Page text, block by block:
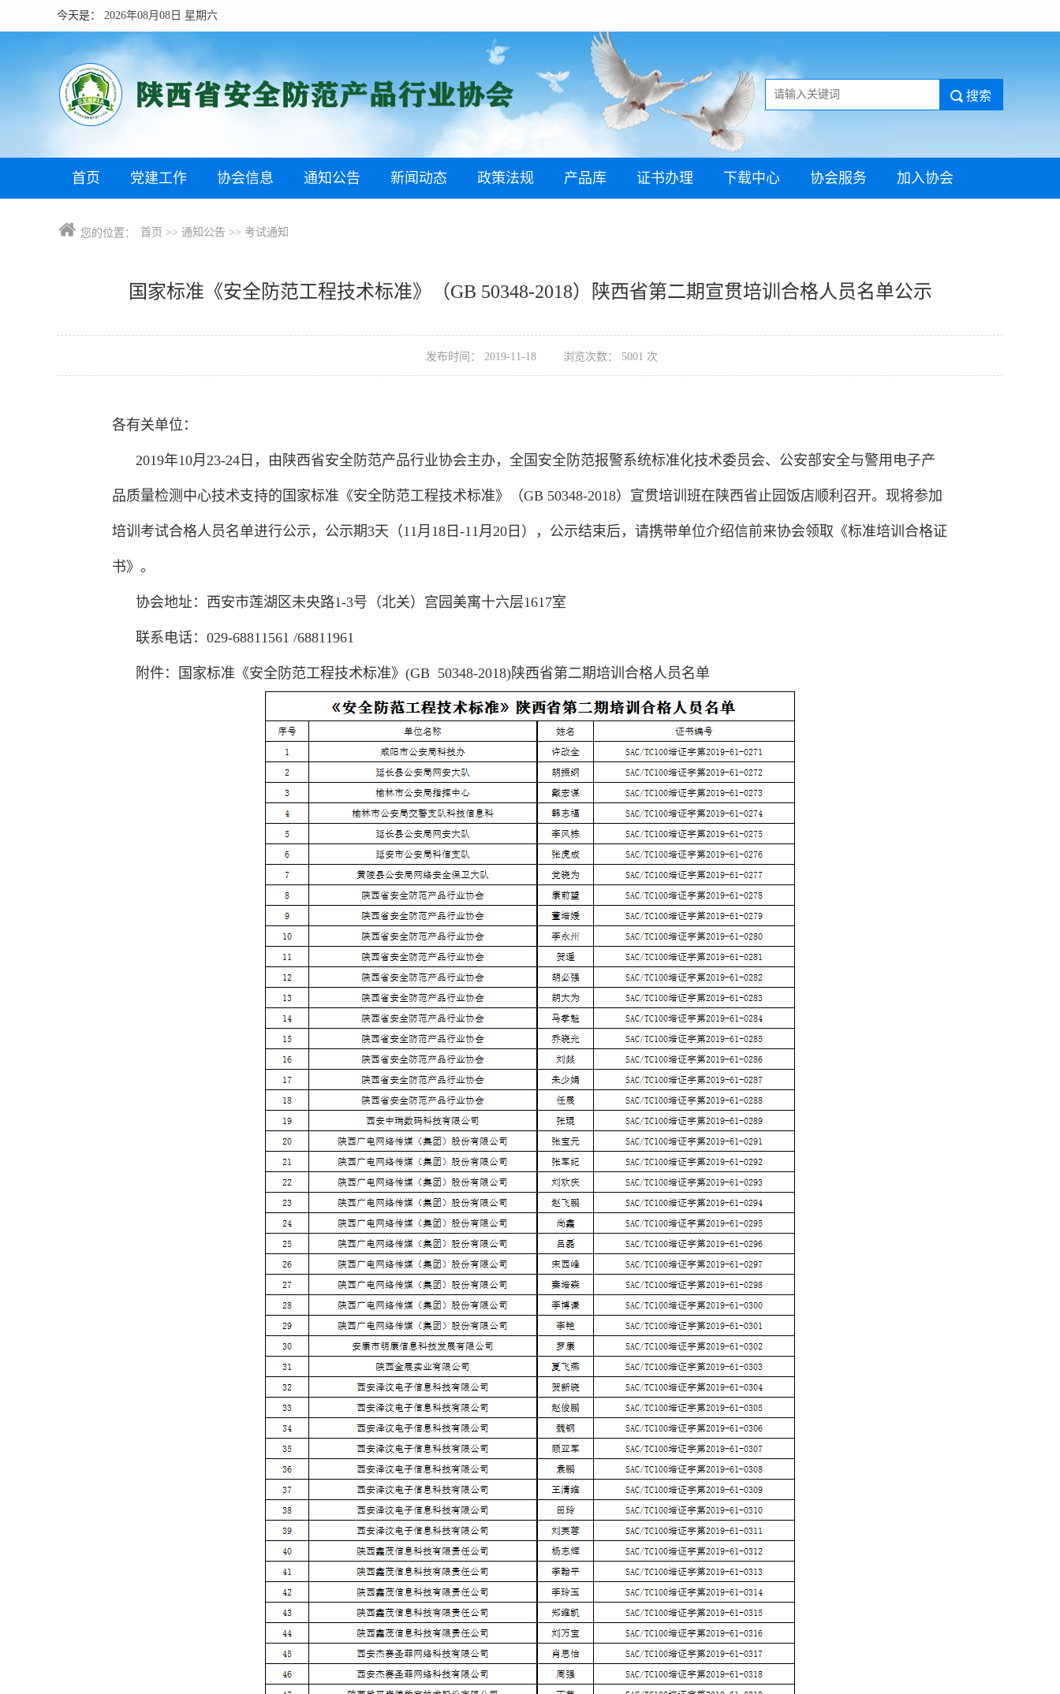
今天是： 2026年08月08日 星期六
首页 党建工作 协会信息 通知公告 新闻动态 政策法规 产品库 证书办理 下载中心 协会服务 加入协会
您的位置： 首页 >> 通知公告 >> 考试通知
国家标准《安全防范工程技术标准》（GB 50348-2018）陕西省第二期宣贯培训合格人员名单公示
发布时间： 2019-11-18 浏览次数： 5001 次
各有关单位：
2019年10月23-24日，由陕西省安全防范产品行业协会主办，全国安全防范报警系统标准化技术委员会、公安部安全与警用电子产
品质量检测中心技术支持的国家标准《安全防范工程技术标准》（GB 50348-2018）宣贯培训班在陕西省止园饭店顺利召开。现将参加
培训考试合格人员名单进行公示，公示期3天（11月18日-11月20日），公示结束后，请携带单位介绍信前来协会领取《标准培训合格证
书》。
协会地址：西安市莲湖区未央路1-3号（北关）宫园美寓十六层1617室
联系电话：029-68811561 /68811961
附件：国家标准《安全防范工程技术标准》(GB 50348-2018)陕西省第二期培训合格人员名单